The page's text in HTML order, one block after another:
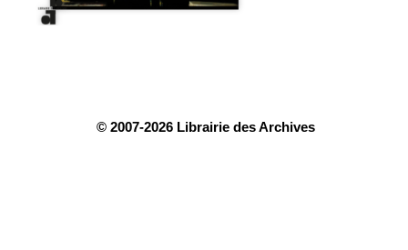
© 2007-2026 Librairie des Archives